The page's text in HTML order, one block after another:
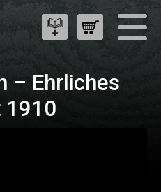
– Ehrliches
1910